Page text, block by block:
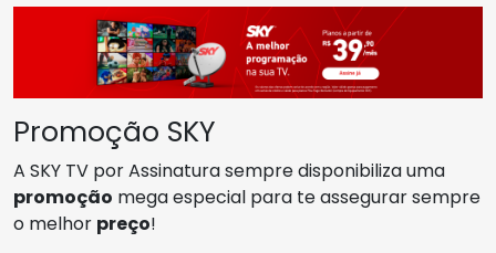
Promoção SKY
A SKY TV por Assinatura sempre disponibiliza uma
promoção mega especial para te assegurar sempre
o melhor preço!